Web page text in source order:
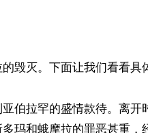
毁灭。下面让我们看看具
伯拉罕的盛情款待。离开
玛和蛾摩拉的罪恶甚重，